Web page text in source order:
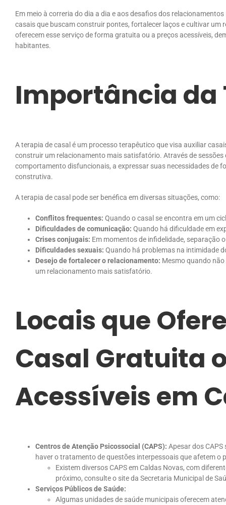
Em meio à correria do dia a dia e aos desafios dos
casais que buscam construir pontes, fortalecer laços e cultivar um
oferecem esse serviço de forma gratuita ou a preços acessíveis,
habitantes.
Importância da
A terapia de casal é um processo terapêutico que visa auxiliar
construir um relacionamento mais satisfatório. Através de
comportamento disfuncionais, a expressar suas necessidades de
construtiva.
A terapia de casal pode ser benéfica em diversas situações, como:
Conflitos frequentes: Quando o casal se encontra em um
Dificuldades de comunicação: Quando há dificuldade em
Crises conjugais: Em momentos de infidelidade, separação
Dificuldades sexuais: Quando há problemas na intimidade
Desejo de fortalecer o relacionamento: Mesmo quando
um relacionamento mais satisfatório.
Locais que
Casal Gratuita
Acessíveis em
Centros de Atenção Psicossocial (CAPS): Apesar dos
haver o tratamento de questões interpessoais que afetem
Existem diversos CAPS em Caldas Novas, com
próximo, consulte o site da Secretaria Municipal de
Serviços Públicos de Saúde:
Algumas unidades de saúde municipais oferecem